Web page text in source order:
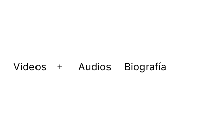
Abrir
Videos
Abrir
Audios Biografía